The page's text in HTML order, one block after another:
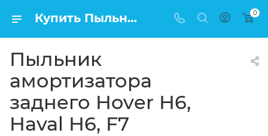
Купить Пыльник амортизатора заднего Hover H6, Haval H6, F7 в Москве по низкой цене 0
Пыльник
амортизатора
заднего Hover H6,
Haval H6, F7